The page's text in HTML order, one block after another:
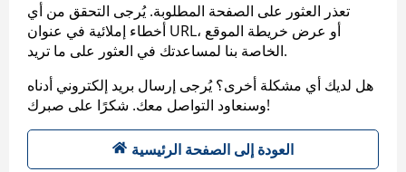
تعذر العثور على الصفحة المطلوبة. يُرجى التحقق من أي
أخطاء إملائية في عنوان URL، أو عرض خريطة الموقع
الخاصة بنا لمساعدتك في العثور على ما تريد.
هل لديك أي مشكلة أخرى؟ يُرجى إرسال بريد إلكتروني أدناه
وسنعاود التواصل معك. شكرًا على صبرك!
العودة إلى الصفحة الرئيسية